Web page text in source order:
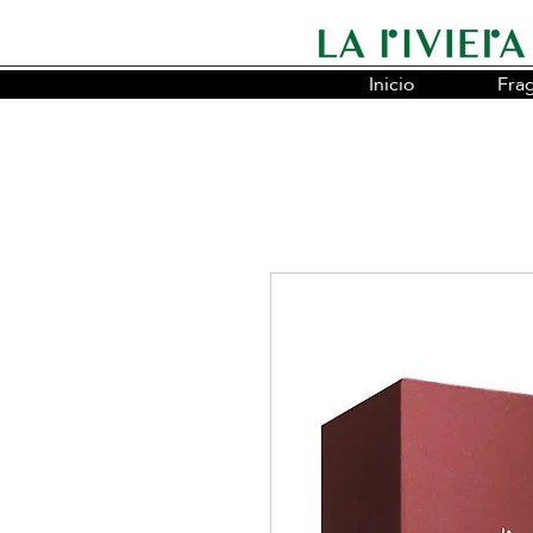
Somos la cadena líder en
Inicio